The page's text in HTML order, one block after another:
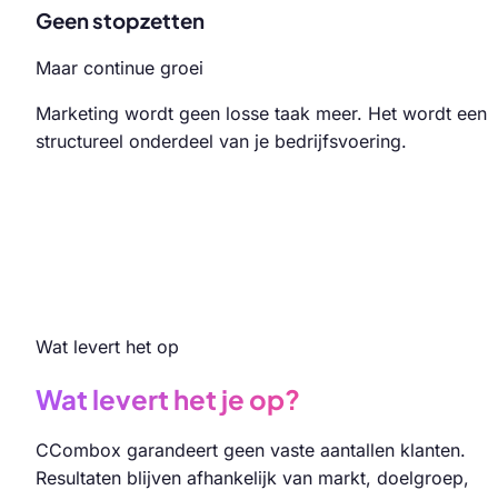
Geen stopzetten
Maar continue groei
Marketing wordt geen losse taak meer. Het wordt een
structureel onderdeel van je bedrijfsvoering.
Wat levert het op
Wat levert het je op?
CCombox garandeert geen vaste aantallen klanten.
Resultaten blijven afhankelijk van markt, doelgroep,